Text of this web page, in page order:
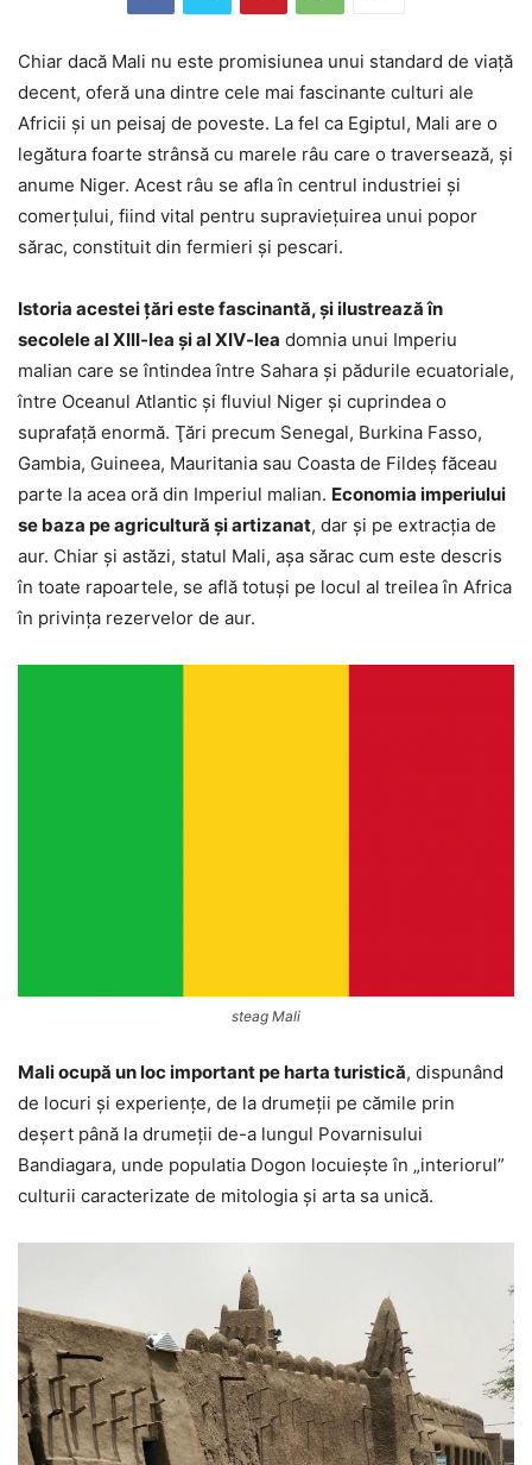
Chiar dacă Mali nu este promisiunea unui standard de viață
decent, oferă una dintre cele mai fascinante culturi ale
Africii și un peisaj de poveste. La fel ca Egiptul, Mali are o
legătura foarte strânsă cu marele râu care o traversează, și
anume Niger. Acest râu se afla în centrul industriei și
comerțului, fiind vital pentru supraviețuirea unui popor
sărac, constituit din fermieri și pescari.
Istoria acestei ţări este fascinantă, și ilustrează în
secolele al XIII-lea şi al XIV-lea domnia unui Imperiu
malian care se întindea între Sahara şi pădurile ecuatoriale,
între Oceanul Atlantic şi fluviul Niger şi cuprindea o
suprafaţă enormă. Ţări precum Senegal, Burkina Fasso,
Gambia, Guineea, Mauritania sau Coasta de Fildeş făceau
parte la acea oră din Imperiul malian. Economia imperiului
se baza pe agricultură şi artizanat, dar şi pe extracţia de
aur. Chiar şi astăzi, statul Mali, aşa sărac cum este descris
în toate rapoartele, se află totuşi pe locul al treilea în Africa
în privinţa rezervelor de aur.
steag Mali
Mali ocupă un loc important pe harta turistică, dispunând
de locuri și experiențe, de la drumeții pe cămile prin
deșert până la drumeții de-a lungul Povarnisului
Bandiagara, unde populatia Dogon locuiește în „interiorul”
culturii caracterizate de mitologia și arta sa unică.